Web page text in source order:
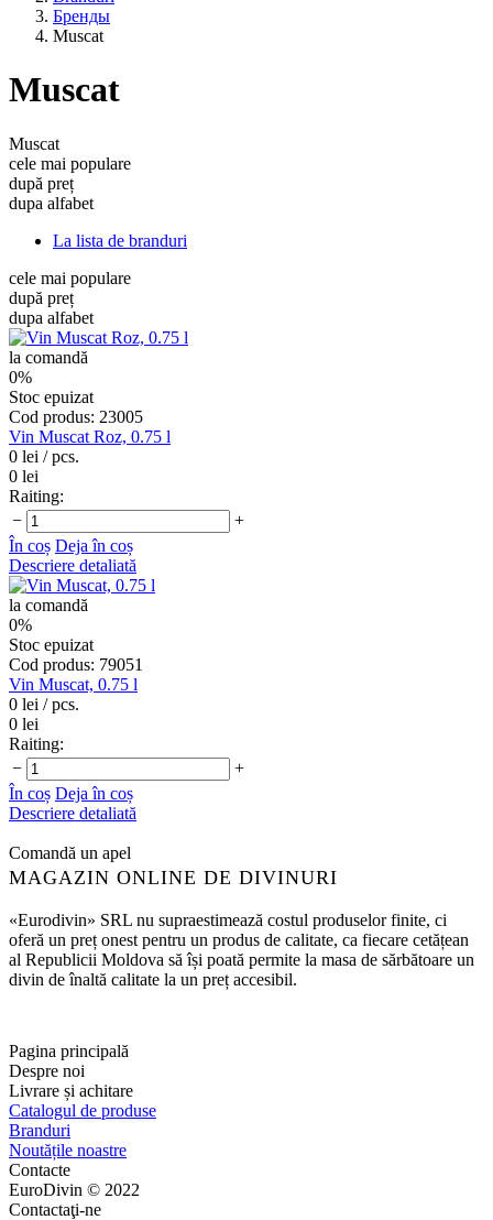
Бренды
Muscat
Muscat
Muscat
cele mai populare
după preț
dupa alfabet
La lista de branduri
cele mai populare
după preț
dupa alfabet
la comandă
0%
Stoc epuizat
Cod produs: 23005
Vin Muscat Roz, 0.75 l
0 lei / pcs.
0 lei
Raiting:
−
+
În coș Deja în coș
Descriere detaliată
la comandă
0%
Stoc epuizat
Cod produs: 79051
Vin Muscat, 0.75 l
0 lei / pcs.
0 lei
Raiting:
−
+
În coș Deja în coș
Descriere detaliată
Comandă un apel
MAGAZIN ONLINE DE DIVINURI
«Eurodivin» SRL nu supraestimează costul produselor finite, ci
oferă un preț onest pentru un produs de calitate, ca fiecare cetățean
al Republicii Moldova să își poată permite la masa de sărbătoare un
divin de înaltă calitate la un preț accesibil.
Pagina principală
Despre noi
Livrare și achitare
Catalogul de produse
Branduri
Noutățile noastre
Contacte
EuroDivin © 2022
Contactaţi-ne